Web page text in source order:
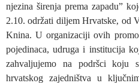
njezina širenja prema zapadu”
2.10. održati diljem Hrvatske, od
Knina. U organizaciji ovih
pojedinaca, udruga i institucija
zahvaljujemo na podršci koju
hrvatskog zajedništva u